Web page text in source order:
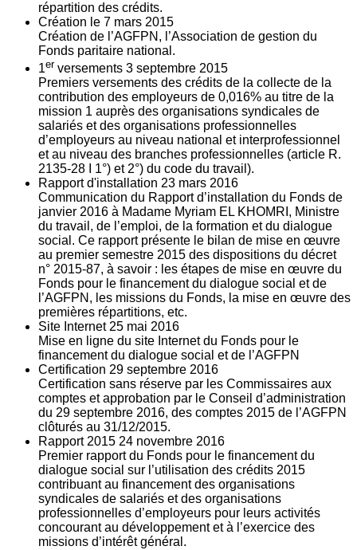
répartition des crédits.
Création le 7 mars 2015
Création de l’AGFPN, l’Association de gestion du
Fonds paritaire national.
1er versements 3 septembre 2015
Premiers versements des crédits de la collecte de la
contribution des employeurs de 0,016% au titre de la
mission 1 auprès des organisations syndicales de
salariés et des organisations professionnelles
d’employeurs au niveau national et interprofessionnel
et au niveau des branches professionnelles (article R.
2135‐28 I 1°) et 2°) du code du travail).
Rapport d'installation 23 mars 2016
Communication du Rapport d’installation du Fonds de
janvier 2016 à Madame Myriam EL KHOMRI, Ministre
du travail, de l’emploi, de la formation et du dialogue
social. Ce rapport présente le bilan de mise en œuvre
au premier semestre 2015 des dispositions du décret
n° 2015-87, à savoir : les étapes de mise en œuvre du
Fonds pour le financement du dialogue social et de
l’AGFPN, les missions du Fonds, la mise en œuvre des
premières répartitions, etc.
Site Internet 25 mai 2016
Mise en ligne du site Internet du Fonds pour le
financement du dialogue social et de l’AGFPN
Certification 29 septembre 2016
Certification sans réserve par les Commissaires aux
comptes et approbation par le Conseil d’administration
du 29 septembre 2016, des comptes 2015 de l’AGFPN
clôturés au 31/12/2015.
Rapport 2015 24 novembre 2016
Premier rapport du Fonds pour le financement du
dialogue social sur l’utilisation des crédits 2015
contribuant au financement des organisations
syndicales de salariés et des organisations
professionnelles d’employeurs pour leurs activités
concourant au développement et à l’exercice des
missions d’intérêt général.